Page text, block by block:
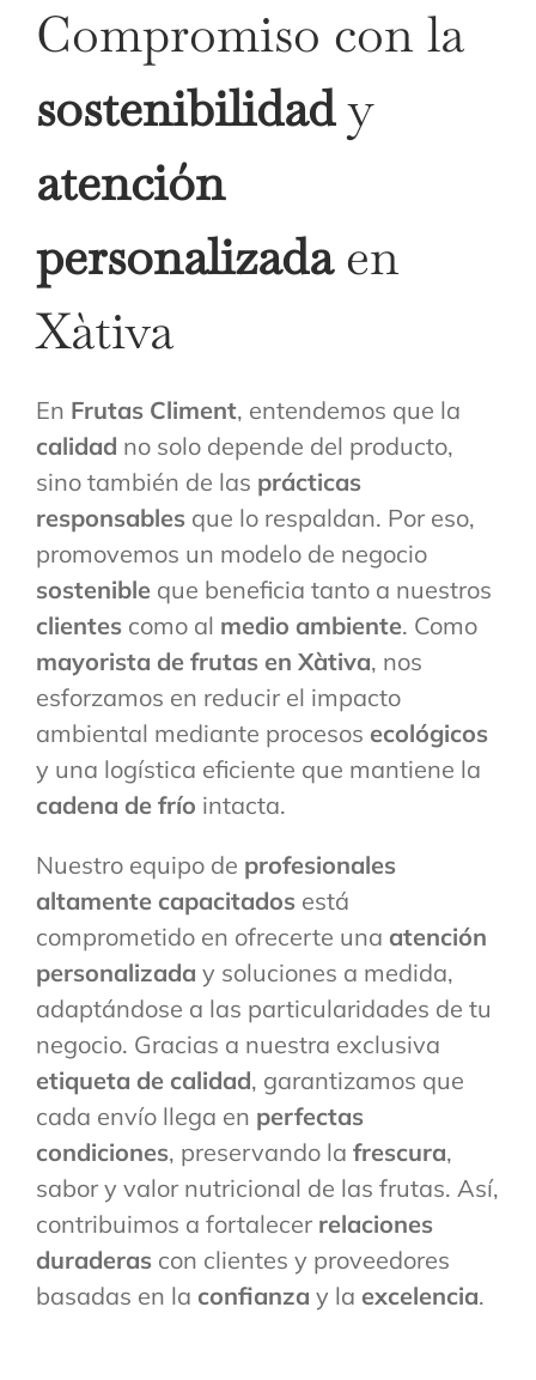
Compromiso con la
sostenibilidady
atención
personalizadaen
Xàtiva
En Frutas Climent, entendemos que la
calidad no solo depende del producto,
sino también de las prácticas
responsables que lo respaldan. Por eso,
promovemos un modelo de negocio
sostenibleque beneficia tanto a nuestros
clientes como al medio ambiente. Como
mayorista de frutas en Xàtiva, nos
esforzamos en reducir el impacto
ambiental mediante procesos ecológicos
y una logística eficiente que mantiene la
cadena de frío intacta.
Nuestro equipo de profesionales
altamente capacitados está
comprometido en ofrecerte una atención
personalizada y soluciones a medida,
adaptándose a las particularidades de tu
negocio. Gracias a nuestra exclusiva
etiqueta de calidad, garantizamos que
cada envío llega en perfectas
condiciones, preservando la frescura,
sabor y valor nutricional de las frutas. Así,
contribuimos a fortalecer relaciones
duraderas con clientes y proveedores
basadas en la confianza y la excelencia.